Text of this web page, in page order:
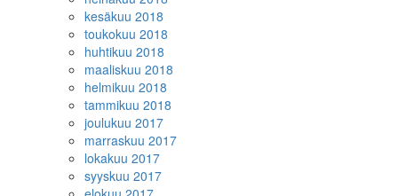
kesäkuu 2018
toukokuu 2018
huhtikuu 2018
maaliskuu 2018
helmikuu 2018
tammikuu 2018
joulukuu 2017
marraskuu 2017
lokakuu 2017
syyskuu 2017